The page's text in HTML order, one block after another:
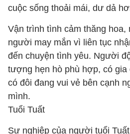
cuộc sống thoải mái, dư dả
Vận trình tình cảm thăng hoa,
người may mắn vì liên tục
đến chuyện tình yêu. Người
tượng hẹn hò phù hợp, có
có đôi đang vui vẻ bên cạnh
mình.
Tuổi Tuất
Sự nghiệp của người tuổi